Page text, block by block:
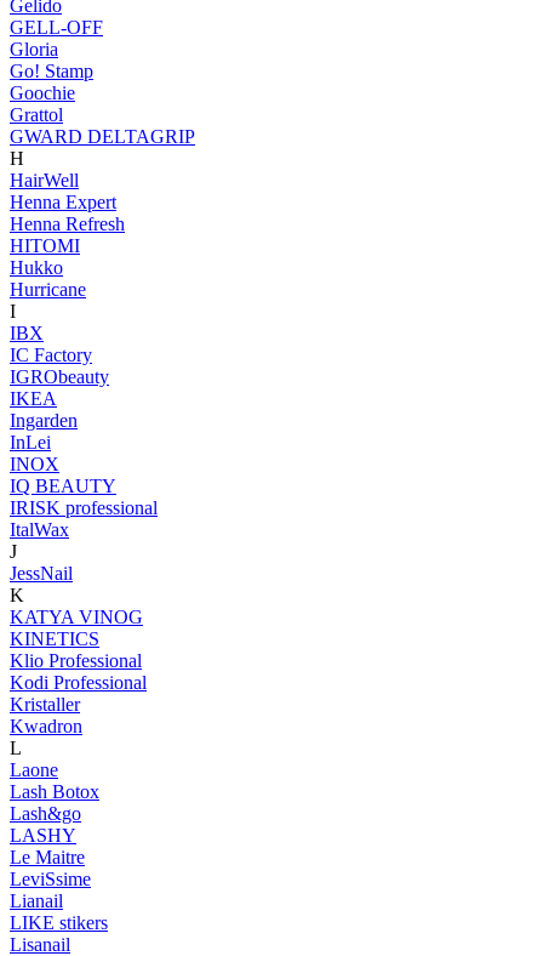
Gelido
GELL-OFF
Gloria
Go! Stamp
Goochie
Grattol
GWARD DELTAGRIP
H
HairWell
Henna Expert
Henna Refresh
HITOMI
Hukko
Hurricane
I
IBX
IC Factory
IGRObeauty
IKEA
Ingarden
InLei
INOX
IQ BEAUTY
IRISK professional
ItalWax
J
JessNail
K
KATYA VINOG
KINETICS
Klio Professional
Kodi Professional
Kristaller
Kwadron
L
Laone
Lash Botox
Lash&go
LASHY
Le Maitre
LeviSsime
Lianail
LIKE stikers
Lisanail